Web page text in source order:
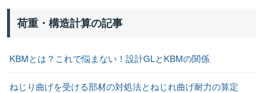
荷重・構造計算の記事
KBMとは？これで悩まない！設計GLとKBMの関係
ねじり曲げを受ける部材の対処法とねじれ曲げ耐力の算定